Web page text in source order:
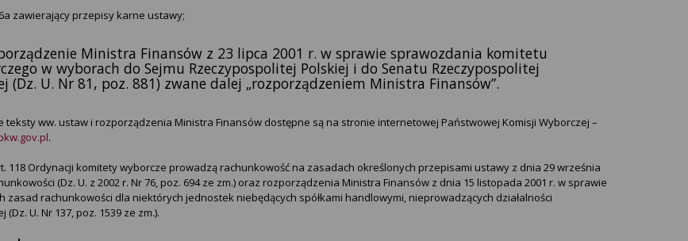
zawierający przepisy karne ustawy;
Ministra Finansów z 23 lipca 2001 r. w sprawie sprawozdania komitetu
w wyborach do Sejmu Rzeczypospolitej Polskiej i do Senatu Rzeczypospolitej
(Dz. U. Nr 81, poz. 881) zwane dalej „rozporządzeniem Ministra Finansów”.
teksty ww. ustaw i rozporządzenia Ministra Finansów dostępne są na stronie internetowej Państwowej Komisji Wyborczej –
.
118 Ordynacji komitety wyborcze prowadzą rachunkowość na zasadach określonych przepisami ustawy z dnia 29 września
(Dz. U. z 2002 r. Nr 76, poz. 694 ze zm.) oraz rozporządzenia Ministra Finansów z dnia 15 listopada 2001 r. w sprawie
zasad rachunkowości dla niektórych jednostek niebędących spółkami handlowymi, nieprowadzących działalności
(Dz. U. Nr 137, poz. 1539 ze zm.).